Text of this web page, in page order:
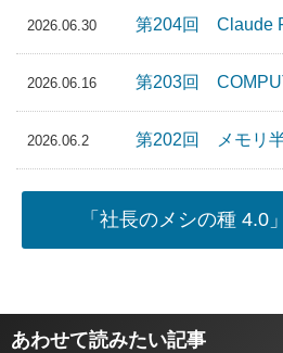
2026.06.30 第204回 Claude
2026.06.16 第203回
2026.06.2 第202回 メモリ
「社長のメシの種 4.0
あわせて読みたい記事